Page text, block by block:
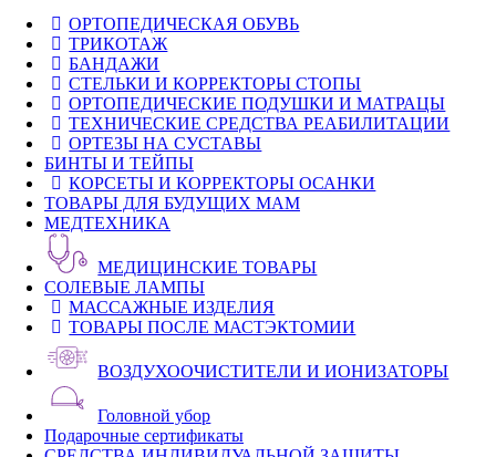
ОРТОПЕДИЧЕСКАЯ ОБУВЬ
ТРИКОТАЖ
БАНДАЖИ
СТЕЛЬКИ И КОРРЕКТОРЫ СТОПЫ
ОРТОПЕДИЧЕСКИЕ ПОДУШКИ И МАТРАЦЫ
ТЕХНИЧЕСКИЕ СРЕДСТВА РЕАБИЛИТАЦИИ
ОРТЕЗЫ НА СУСТАВЫ
БИНТЫ И ТЕЙПЫ
КОРСЕТЫ И КОРРЕКТОРЫ ОСАНКИ
ТОВАРЫ ДЛЯ БУДУЩИХ МАМ
МЕДТЕХНИКА
МЕДИЦИНСКИЕ ТОВАРЫ
СОЛЕВЫЕ ЛАМПЫ
МАССАЖНЫЕ ИЗДЕЛИЯ
ТОВАРЫ ПОСЛЕ МАСТЭКТОМИИ
ВОЗДУХООЧИСТИТЕЛИ И ИОНИЗАТОРЫ
Головной убор
Подарочные сертификаты